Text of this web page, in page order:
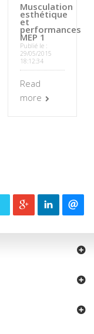
Musculation
esthétique
et
performances
MEP 1
Publié le :
29/05/2015
18:12:34
Read
more